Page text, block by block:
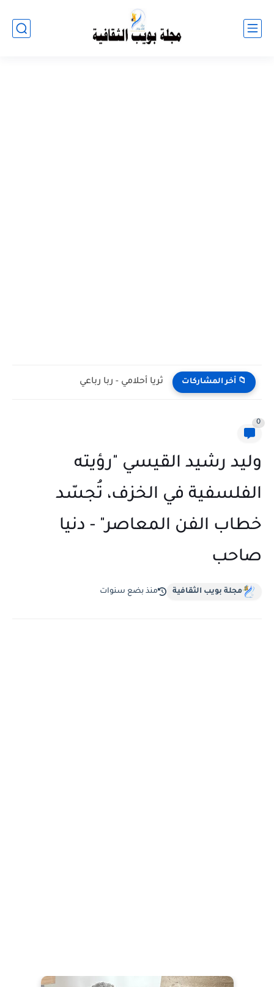
📁 أخر المشاركات ثريا أحلامي - ربا رباعي
0
وليد رشيد القيسي "رؤيته
الفلسفية في الخزف، تُجسّد
خطاب الفن المعاصر" - دنيا
صاحب
مجلة بويب الثقافية منذ بضع سنوات